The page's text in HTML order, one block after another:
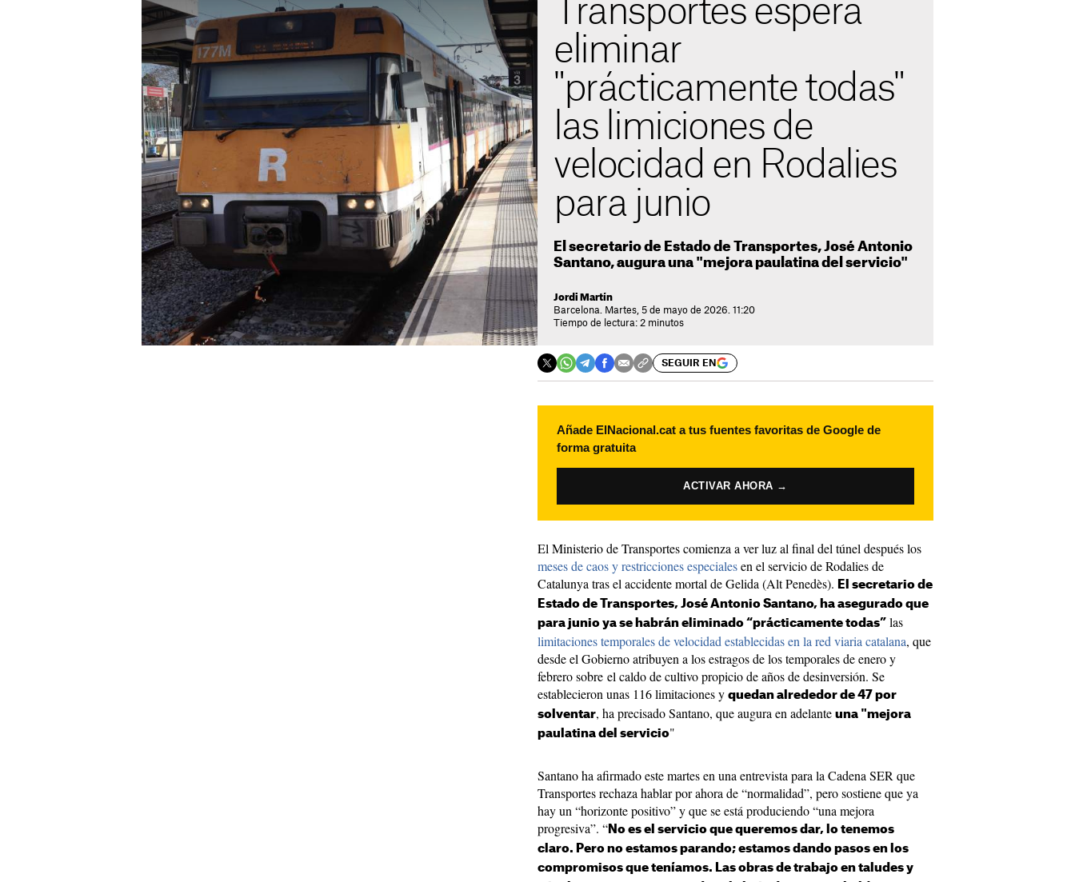
Transportes espera
eliminar
"prácticamente todas"
las limiciones de
velocidad en Rodalies
para junio
El secretario de Estado de Transportes, José Antonio
Santano, augura una "mejora paulatina del servicio"
Jordi Martín
Barcelona. Martes, 5 de mayo de 2026. 11:20
Tiempo de lectura: 2 minutos
SEGUIR EN
Añade ElNacional.cat a tus fuentes favoritas de Google de
forma gratuita
ACTIVAR AHORA →
El Ministerio de Transportes comienza a ver luz al final del túnel después los
meses de caos y restricciones especialesen el servicio de Rodalies de
Catalunya tras el accidente mortal de Gelida (Alt Penedès). El secretario de
Estado de Transportes, José Antonio Santano, ha asegurado que
para junio ya se habrán eliminado “prácticamente todas” las
limitaciones temporales de velocidad establecidas en la red viaria catalana, que
desde el Gobierno atribuyen a los estragos de los temporales de enero y
febrero sobre el caldo de cultivo propicio de años de desinversión. Se
establecieron unas 116 limitaciones y quedan alrededor de 47 por
solventar, ha precisado Santano, que augura en adelante una "mejora
paulatina del servicio"
Santano ha afirmado este martes en una entrevista para la Cadena SER que
Transportes rechaza hablar por ahora de “normalidad”, pero sostiene que ya
hay un “horizonte positivo” y que se está produciendo “una mejora
progresiva”. “ No es el servicio que queremos dar, lo tenemos
claro. Pero no estamos parando; estamos dando pasos en los
compromisos que teníamos. Las obras de trabajo en taludes y